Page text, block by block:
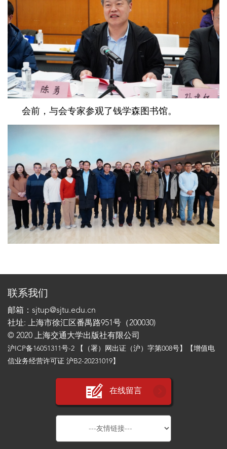
会前，与会专家参观了钱学森图书馆。
联系我们
邮箱：sjtup@sjtu.edu.cn
社址: 上海市徐汇区番禺路951号（200030)
© 2020 上海交通大学出版社有限公司
沪ICP备16051311号-2 【（署）网出证（沪）字第008号】【增值电
信业务经营许可证 沪B2-20231019】
在线留言